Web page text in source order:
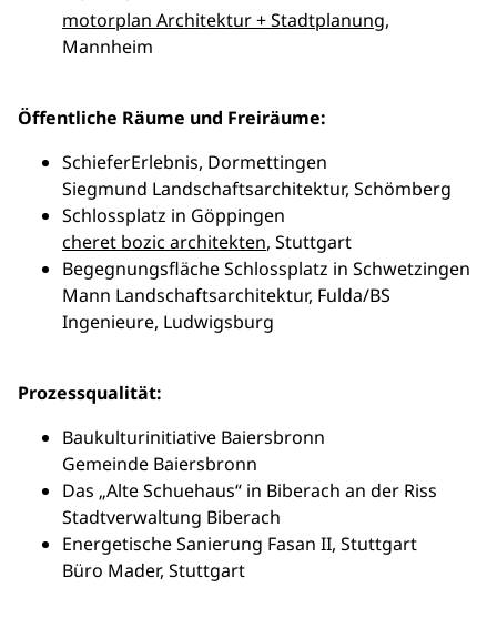
motorplan Architektur + Stadtplanung,
Mannheim
Öffentliche Räume und Freiräume:
SchieferErlebnis, Dormettingen
Siegmund Landschaftsarchitektur, Schömberg
Schlossplatz in Göppingen
cheret bozic architekten, Stuttgart
Begegnungsfläche Schlossplatz in Schwetzingen
Mann Landschaftsarchitektur, Fulda/BS
Ingenieure, Ludwigsburg
Prozessqualität:
Baukulturinitiative Baiersbronn
Gemeinde Baiersbronn
Das „Alte Schuehaus“ in Biberach an der Riss
Stadtverwaltung Biberach
Energetische Sanierung Fasan II, Stuttgart
Büro Mader, Stuttgart